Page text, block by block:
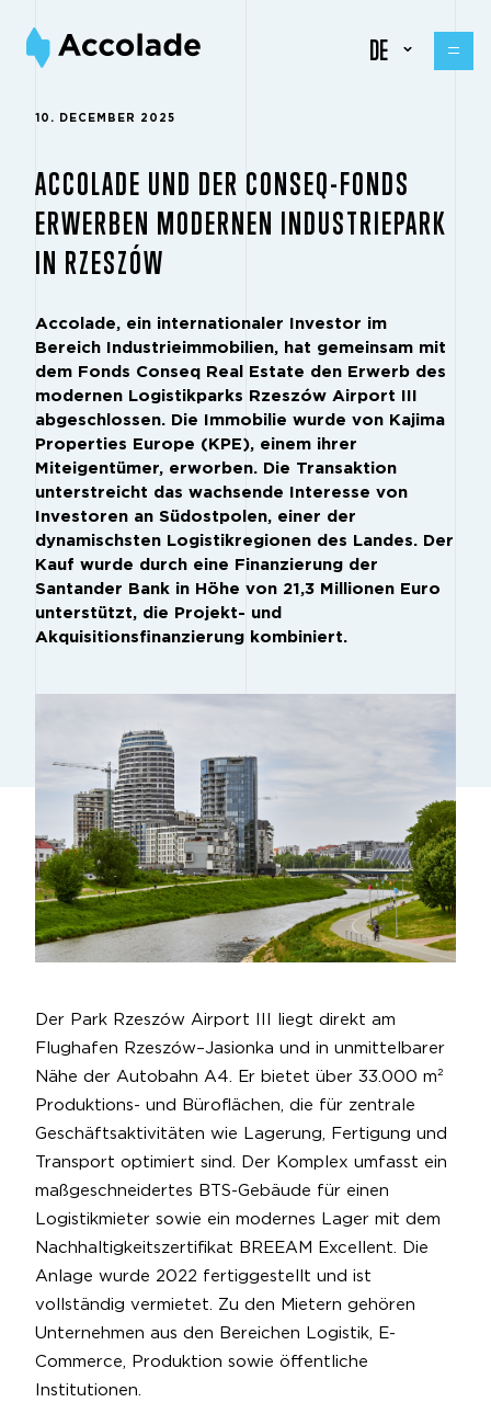
DE
10. DECEMBER 2025
ACCOLADE UND DER CONSEQ-FONDS
ERWERBEN MODERNEN INDUSTRIEPARK
IN RZESZÓW
Accolade, ein internationaler Investor im
Bereich Industrieimmobilien, hat gemeinsam mit
dem Fonds Conseq Real Estate den Erwerb des
modernen Logistikparks Rzeszów Airport III
abgeschlossen. Die Immobilie wurde von Kajima
Properties Europe (KPE), einem ihrer
Miteigentümer, erworben. Die Transaktion
unterstreicht das wachsende Interesse von
Investoren an Südostpolen, einer der
dynamischsten Logistikregionen des Landes. Der
Kauf wurde durch eine Finanzierung der
Santander Bank in Höhe von 21,3 Millionen Euro
unterstützt, die Projekt- und
Akquisitionsfinanzierung kombiniert.
Der Park Rzeszów Airport III liegt direkt am
Flughafen Rzeszów–Jasionka und in unmittelbarer
Nähe der Autobahn A4. Er bietet über 33.000 m²
Produktions- und Büroflächen, die für zentrale
Geschäftsaktivitäten wie Lagerung, Fertigung und
Transport optimiert sind. Der Komplex umfasst ein
maßgeschneidertes BTS-Gebäude für einen
Logistikmieter sowie ein modernes Lager mit dem
Nachhaltigkeitszertifikat BREEAM Excellent. Die
Anlage wurde 2022 fertiggestellt und ist
vollständig vermietet. Zu den Mietern gehören
Unternehmen aus den Bereichen Logistik, E-
Commerce, Produktion sowie öffentliche
Institutionen.